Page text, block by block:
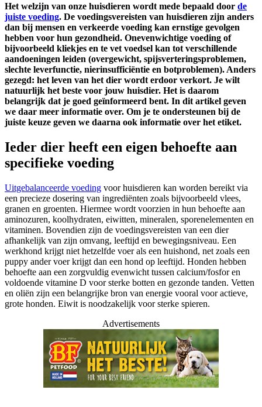
Het welzijn van onze huisdieren wordt mede bepaald door de
juiste voeding. De voedingsvereisten van huisdieren zijn anders
dan bij mensen en verkeerde voeding kan ernstige gevolgen
hebben voor hun gezondheid. Onevenwichtige voeding of
bijvoorbeeld kliekjes en te vet voedsel kan tot verschillende
aandoeningen leiden (overgewicht, spijsverteringsproblemen,
slechte leverfunctie, nierinsufficiëntie en botproblemen). Anders
gezegd: het leven van het dier wordt erdoor verkort. Je wilt
natuurlijk het beste voor jouw huisdier. Het is daarom
belangrijk dat je goed geïnformeerd bent. In dit artikel geven
we daar meer informatie over. Om je te ondersteunen bij de
juiste keuze geven we daarna ook informatie over het etiket.
Ieder dier heeft een eigen behoefte aan
specifieke voeding
Uitgebalanceerde voeding voor huisdieren kan worden bereikt via
een precieze dosering van ingrediënten zoals bijvoorbeeld vlees,
granen en groenten. Hiermee wordt voorzien in hun behoefte aan
aminozuren, koolhydraten, eiwitten, mineralen, sporenelementen en
vitaminen. Bovendien zijn de voedingsvereisten van een dier
afhankelijk van zijn omvang, leeftijd en bewegingsniveau. Een
werkhond krijgt niet hetzelfde voer als een huishond, net zoals een
puppy ander voer krijgt dan een hond op leeftijd. Honden hebben
behoefte aan een zorgvuldig evenwicht tussen calcium/fosfor en
voldoende vitamine D voor sterke botten en gezonde tanden. Vetten
en oliën zijn een belangrijke bron van energie vooral voor actieve,
grote honden. Eiwit is noodzakelijk voor sterke spieren.
Advertisements